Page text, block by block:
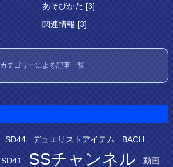
あそびかた [3]
関連情報 [3]
カテゴリーによる記事一覧
SD44 デュエリストアイテム BACH
SD41 SSチャンネル 動画